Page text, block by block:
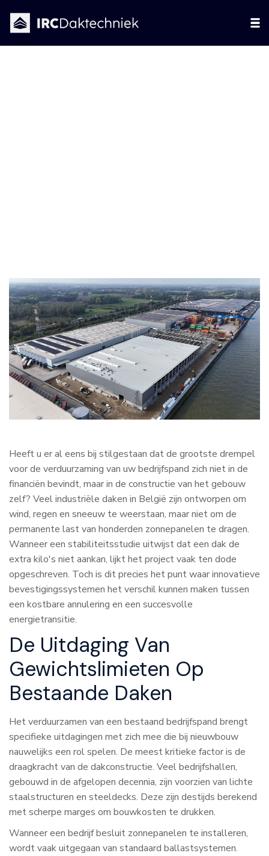
Heeft u er al eens bij stilgestaan dat de grootste drempel
voor de verduurzaming van uw bedrijfspand zich niet in de
financiën bevindt, maar in de constructie van het gebouw
zelf? Veel industriële daken in België zijn ontworpen om
wind, regen en sneeuw te weerstaan, maar niet om de
permanente last van honderden zonnepanelen te dragen.
Wanneer een stabiliteitsstudie uitwijst dat een dak de
extra kilo's niet aankan, lijkt het project vaak ten dode
opgeschreven. Toch is dit precies het punt waar innovatieve
bevestigingssystemen het verschil kunnen maken tussen
een kostbare annulering en een succesvolle
energietransitie.
De Uitdaging Van
Gewichtslimieten Op
Bestaande Daken
Het verduurzamen van een bestaand bedrijfspand brengt
specifieke uitdagingen met zich mee die bij nieuwbouw
nauwelijks een rol spelen. De meest kritieke factor is de
draagkracht van de dakconstructie. Veel bedrijfshallen,
gebouwd in de afgelopen decennia, zijn voorzien van lichte
staalstructuren en steeldecks. Deze zijn destijds berekend
met scherpe marges om bouwkosten te drukken.
Wanneer een bedrijf besluit zonnepanelen te installeren,
wordt vaak uitgegaan van standaard ballastsystemen.